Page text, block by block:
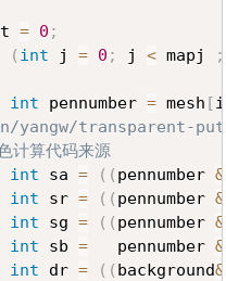
= 0 ;
( int j = 0 ; j < mapj ;
int pennumber = mesh [i
transparent-
计算代码来源
int sa = ( ( pennumber &
int sr = ( ( pennumber &
int sg = ( ( pennumber &
int sb =
   pennumber
&
int dr = ( ( background&